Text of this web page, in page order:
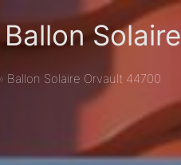
Ballon Solaire
Ballon Solaire Orvault 44700